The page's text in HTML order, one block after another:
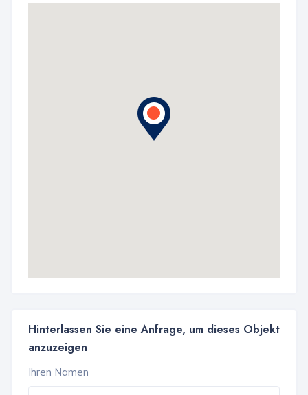
Hinterlassen Sie eine Anfrage, um dieses Objekt
anzuzeigen
Ihren Namen